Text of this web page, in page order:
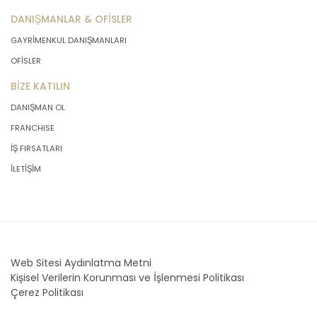
İşlendikleri Amaç İçin Gerekli Olan
Süre Kadar Muhafaza Etme
MASTERTURK FRANCHİSİNG
GAYRİMENKUL SATIŞ VE PAZARLAMA
maddesine ve KVK Kanunu’nun 4. ve 7.
maddelerine uygun olarak; işledikleri
ve kanunlarda öngörülen veya kişisel
veri işleme amacının gerektirdiği süre
öngörülüp öngörülmediğini tespit
edecek, bir süre belirlenmişse bu
süreye uygun davranacak, bir süre
DANIŞMANLAR & OFİSLER
GAYRİMENKUL DANIŞMANLARI
OFİSLER
BİZE KATILIN
DANIŞMAN OL
FRANCHISE
İŞ FIRSATLARI
İLETİŞİM
Web Sitesi Aydınlatma Metni
Kişisel Verilerin Korunması ve İşlenmesi Politikası
Çerez Politikası